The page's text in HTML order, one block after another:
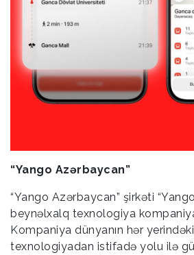
“Yango Azərbaycan”
“Yango Azərbaycan” şirkəti
beynəlxalq texnologiya
Kompaniya dünyanın hər
texnologiyadan istifadə yolu ilə